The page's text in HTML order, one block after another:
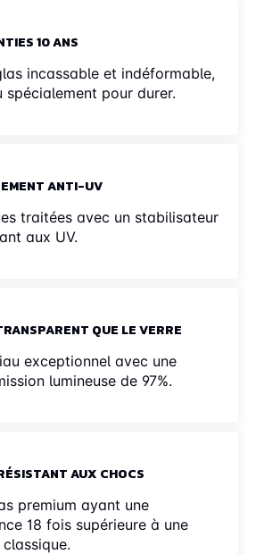
10 ANS
incassable et indéformable,
spécialement pour durer.
ANTI-UV
traitées avec un stabilisateur
aux UV.
QUE LE VERRE
exceptionnel avec une
lumineuse de 97%.
AUX CHOCS
premium ayant une
18 fois supérieure à une